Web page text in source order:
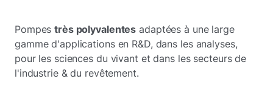
Pompestrès polyvalentes adaptées à une large
gamme d'applications en R&D, dans les analyses,
pour les sciences du vivant et dans les secteurs de
l'industrie & du revêtement.